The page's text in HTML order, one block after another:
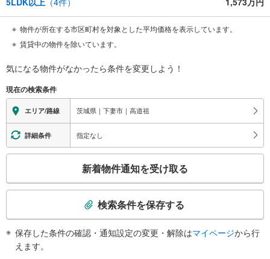
物件が所在する市区町村を対象とした平均価格を表示しています。
賃貸中の物件を除いています。
気になる物件がなかったら条件を変更しよう！
現在の検索条件
エリア/路線 茨城県｜下妻市｜高道祖
詳細条件 指定なし
検
新着物件通知を受け取る
検索条件を保存する
保存した条件の確認・通知設定の変更・解除はマイページから行
えます。